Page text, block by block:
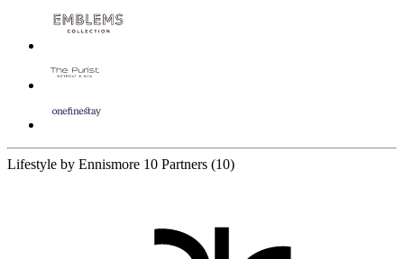
Lifestyle by Ennismore 10 Partners (10)